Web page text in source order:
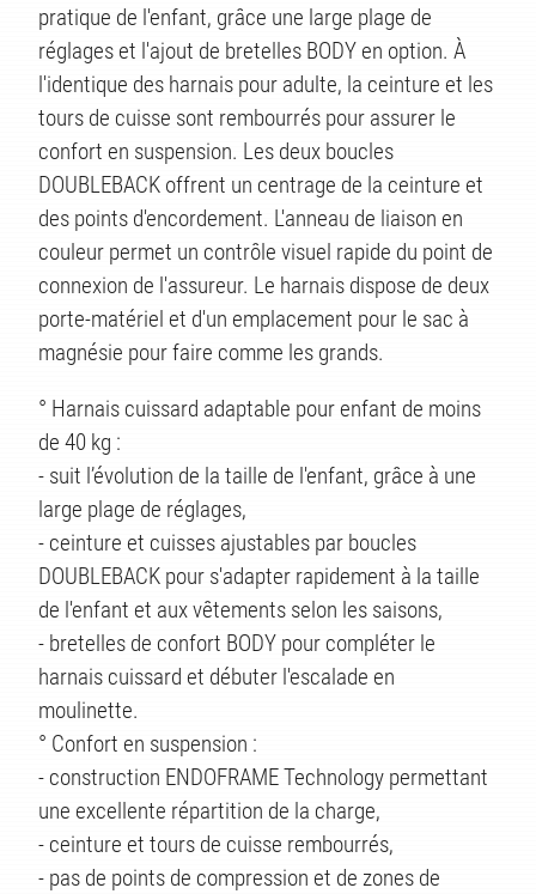
pratique de l'enfant, grâce une large plage de
réglages et l'ajout de bretelles BODY en option. À
l'identique des harnais pour adulte, la ceinture et les
tours de cuisse sont rembourrés pour assurer le
confort en suspension. Les deux boucles
DOUBLEBACK offrent un centrage de la ceinture et
des points d'encordement. L'anneau de liaison en
couleur permet un contrôle visuel rapide du point de
connexion de l'assureur. Le harnais dispose de deux
porte-matériel et d'un emplacement pour le sac à
magnésie pour faire comme les grands.
° Harnais cuissard adaptable pour enfant de moins
de 40 kg :
- suit l’évolution de la taille de l'enfant, grâce à une
large plage de réglages,
- ceinture et cuisses ajustables par boucles
DOUBLEBACK pour s'adapter rapidement à la taille
de l'enfant et aux vêtements selon les saisons,
- bretelles de confort BODY pour compléter le
harnais cuissard et débuter l'escalade en
moulinette.
° Confort en suspension :
- construction ENDOFRAME Technology permettant
une excellente répartition de la charge,
- ceinture et tours de cuisse rembourrés,
- pas de points de compression et de zones de